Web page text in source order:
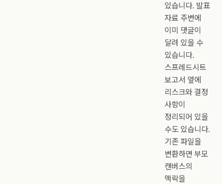
있습니다. 발표
자료 주변에
이미 댓글이
달려 있을 수
있습니다.
스프레드시트
보고서 옆에
리스크와 결정
사항이
정리되어 있을
수도 있습니다.
기존 파일을
변환하면 부모
캔버스의
맥락을